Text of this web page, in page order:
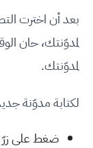
بعد أن اخترت
لمدوّنتك، حان
لمدوّنتك.
لكتابة مدوّنة